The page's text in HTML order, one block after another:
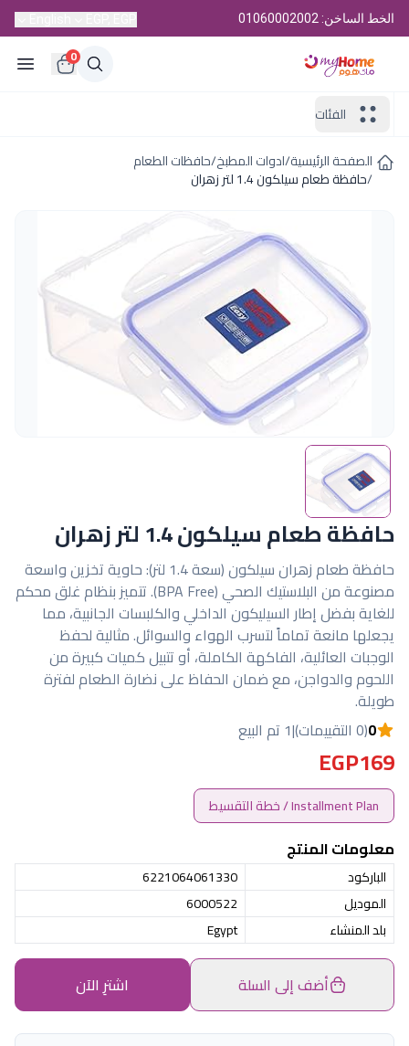
الخط الساخن: 01060002002
0
الفئات
الصفحة الرئيسية/ادوات المطبخ/حافظات الطعام
/حافظة طعام سيلكون 1.4 لتر زهران
حافظة طعام سيلكون 1.4 لتر زهران
حافظة طعام زهران سيلكون (سعة 1.4 لتر): حاوية تخزين واسعة
مصنوعة من البلاستيك الصحي (BPA Free). تتميز بنظام غلق محكم
للغاية بفضل إطار السيليكون الداخلي والكلبسات الجانبية، مما
يجعلها مانعة تماماً لتسرب الهواء والسوائل. مثالية لحفظ
الوجبات العائلية، الفاكهة الكاملة، أو تتبيل كميات كبيرة من
اللحوم والدواجن، مع ضمان الحفاظ على نضارة الطعام لفترة
طويلة.
0(0 التقييمات) |1 تم البيع
EGP169
Installment Plan / خطة التقسيط
معلومات المنتج
الباركود
6221064061330
الموديل
6000522
بلد المنشاء
Egypt
أضف إلى السلة اشترِ الآن